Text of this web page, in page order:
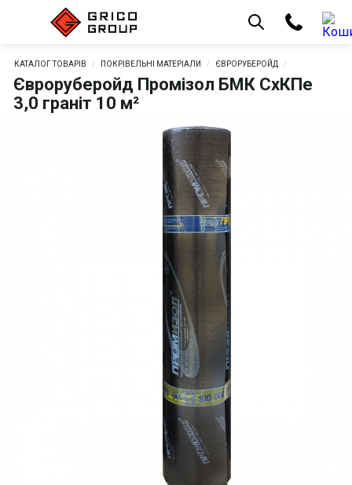
КАТАЛОГ ТОВАРІВ ПОКРІВЕЛЬНІ МАТЕРІАЛИ ЄВРОРУБЕРОЙД
Євроруберойд Промізол БМК СхКПе
3,0 граніт 10 м²